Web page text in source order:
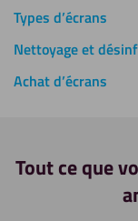
Types d’écrans
Nettoyage et
Achat d’écrans
Tout ce que